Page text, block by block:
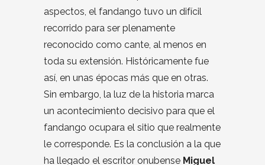
aspectos, el fandango tuvo un difícil
recorrido para ser plenamente
reconocido como cante, al menos en
toda su extensión. Históricamente fue
así, en unas épocas más que en otras.
Sin embargo, la luz de la historia marca
un acontecimiento decisivo para que el
fandango ocupara el sitio que realmente
le corresponde. Es la conclusión a la que
ha llegado el escritor onubense Miguel